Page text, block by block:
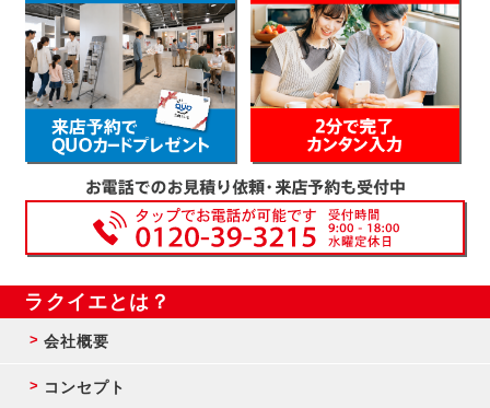
ラクイエとは？
会社概要
コンセプト